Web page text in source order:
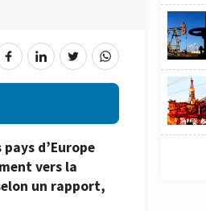
d’Europe
vers la
un rapport,